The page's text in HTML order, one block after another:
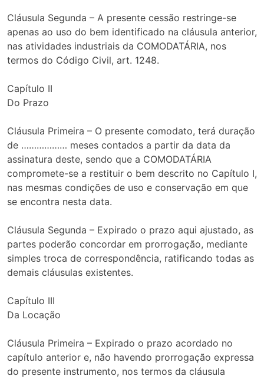
Cláusula Segunda – A presente cessão restringe-se
apenas ao uso do bem identificado na cláusula anterior,
nas atividades industriais da COMODATÁRIA, nos
termos do Código Civil, art. 1248.
Capítulo II
Do Prazo
Cláusula Primeira – O presente comodato, terá duração
de ……………… meses contados a partir da data da
assinatura deste, sendo que a COMODATÁRIA
compromete-se a restituir o bem descrito no Capítulo I,
nas mesmas condições de uso e conservação em que
se encontra nesta data.
Cláusula Segunda – Expirado o prazo aqui ajustado, as
partes poderão concordar em prorrogação, mediante
simples troca de correspondência, ratificando todas as
demais cláusulas existentes.
Capítulo III
Da Locação
Cláusula Primeira – Expirado o prazo acordado no
capítulo anterior e, não havendo prorrogação expressa
do presente instrumento, nos termos da cláusula